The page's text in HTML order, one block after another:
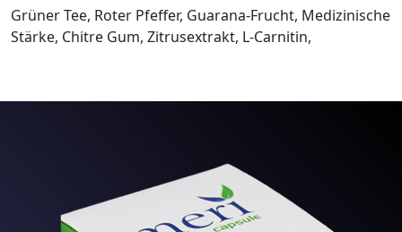
Grüner Tee, Roter Pfeffer, Guarana-Frucht, Medizinische
Stärke, Chitre Gum, Zitrusextrakt, L-Carnitin,